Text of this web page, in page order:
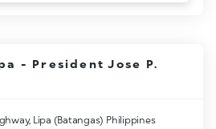
- President Jose P.
Lipa (Batangas) Philippines